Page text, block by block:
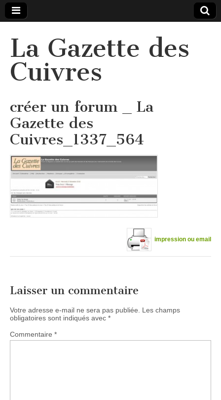
La Gazette des
Cuivres
créer un forum _ La
Gazette des
Cuivres_1337_564
impression ou email
Laisser un commentaire
Votre adresse e-mail ne sera pas publiée.
Les champs
obligatoires sont indiqués avec *
Commentaire *